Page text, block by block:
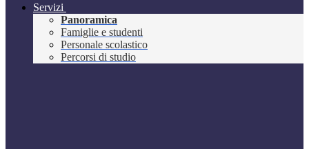
Servizi
Panoramica
Famiglie e studenti
Personale scolastico
Percorsi di studio